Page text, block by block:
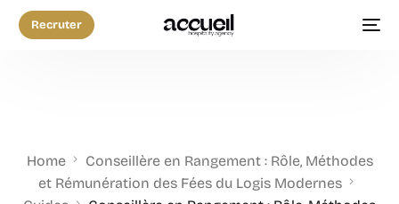
Recruter
Home
Conseillère en Rangement : Rôle, Méthodes
et Rémunération des Fées du Logis Modernes